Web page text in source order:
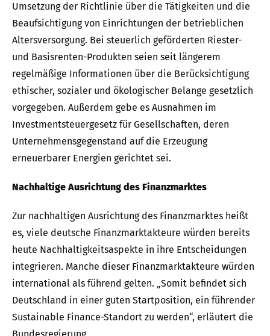
Umsetzung der Richtlinie über die Tätigkeiten und die
Beaufsichtigung von Einrichtungen der betrieblichen
Altersversorgung. Bei steuerlich geförderten Riester-
und Basisrenten-Produkten seien seit längerem
regelmäßige Informationen über die Berücksichtigung
ethischer, sozialer und ökologischer Belange gesetzlich
vorgegeben. Außerdem gebe es Ausnahmen im
Investmentsteuergesetz für Gesellschaften, deren
Unternehmensgegenstand auf die Erzeugung
erneuerbarer Energien gerichtet sei.
Nachhaltige Ausrichtung des Finanzmarktes
Zur nachhaltigen Ausrichtung des Finanzmarktes heißt
es, viele deutsche Finanzmarktakteure würden bereits
heute Nachhaltigkeitsaspekte in ihre Entscheidungen
integrieren. Manche dieser Finanzmarktakteure würden
international als führend gelten. „Somit befindet sich
Deutschland in einer guten Startposition, ein führender
Sustainable Finance-Standort zu werden“, erläutert die